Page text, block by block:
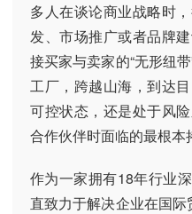
多人在谈论商业战略时
发、市场推广或者品牌
接买家与卖家的“无形纽
工厂，跨越山海，到达
可控状态，还是处于风
合作伙伴时面临的最根本
作为一家拥有18年行业
直致力于解决企业在国际